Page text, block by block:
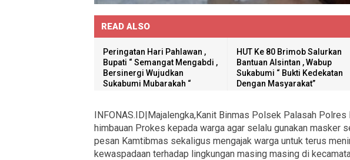
READ ALSO
Peringatan Hari Pahlawan ,
Bupati “ Semangat Mengabdi ,
Bersinergi Wujudkan
Sukabumi Mubarakah “
HUT Ke 80 Brimob Salurkan
Bantuan Alsintan , Wabup
Sukabumi “ Bukti Kedekatan
Dengan Masyarakat”
INFONAS.ID|Majalengka,Kanit Binmas Polsek Palasah
himbauan Prokes kepada warga agar selalu gunakan masker
pesan Kamtibmas sekaligus mengajak warga untuk terus
kewaspadaan terhadap lingkungan masing masing di